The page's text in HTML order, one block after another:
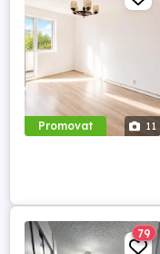
Promovat 11
79